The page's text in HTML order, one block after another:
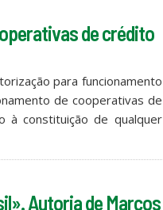
de crédito
para funcionamento
de cooperativas de
à constituição de qualquer
Autoria de Marcos